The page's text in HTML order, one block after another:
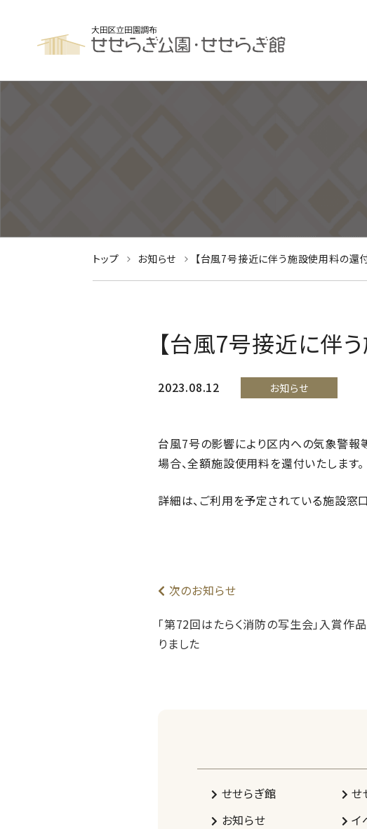
トップ お知らせ 【台風7号接近に伴う施設使用料の還
【台風7号接近に伴
2023.08.12 お知らせ
台風7号の影響により区内への気象警報
場合、全額施設使用料を還付いたします。
詳細は、ご利用を予定されている施設窓
次のお知らせ
「第72回はたらく消防の写生会」入賞作
りました
せせらぎ館 せ
お知らせ
イ